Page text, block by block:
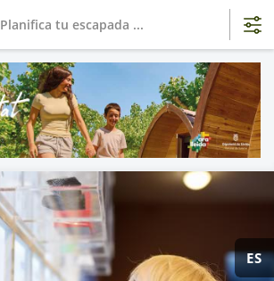
ES
Planifica tu escapada ...